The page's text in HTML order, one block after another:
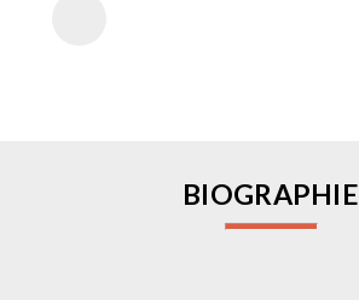
BIOGRAPHIE